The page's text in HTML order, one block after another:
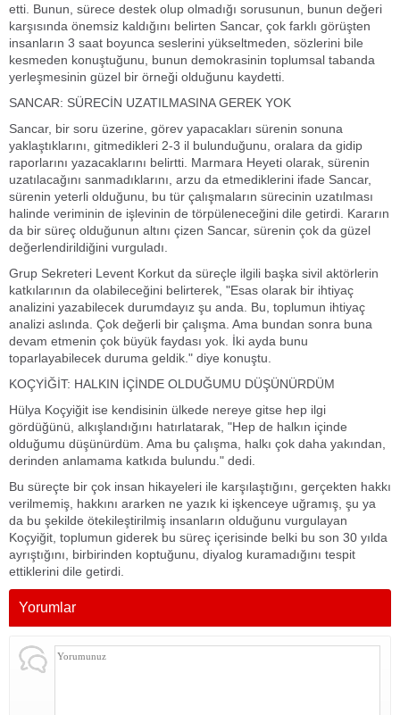
etti. Bunun, sürece destek olup olmadığı sorusunun, bunun değeri
karşısında önemsiz kaldığını belirten Sancar, çok farklı görüşten
insanların 3 saat boyunca seslerini yükseltmeden, sözlerini bile
kesmeden konuştuğunu, bunun demokrasinin toplumsal tabanda
yerleşmesinin güzel bir örneği olduğunu kaydetti.
SANCAR: SÜRECİN UZATILMASINA GEREK YOK
Sancar, bir soru üzerine, görev yapacakları sürenin sonuna
yaklaştıklarını, gitmedikleri 2-3 il bulunduğunu, oralara da gidip
raporlarını yazacaklarını belirtti. Marmara Heyeti olarak, sürenin
uzatılacağını sanmadıklarını, arzu da etmediklerini ifade Sancar,
sürenin yeterli olduğunu, bu tür çalışmaların sürecinin uzatılması
halinde veriminin de işlevinin de törpüleneceğini dile getirdi. Kararın
da bir süreç olduğunun altını çizen Sancar, sürenin çok da güzel
değerlendirildiğini vurguladı.
Grup Sekreteri Levent Korkut da süreçle ilgili başka sivil aktörlerin
katkılarının da olabileceğini belirterek, "Esas olarak bir ihtiyaç
analizini yazabilecek durumdayız şu anda. Bu, toplumun ihtiyaç
analizi aslında. Çok değerli bir çalışma. Ama bundan sonra buna
devam etmenin çok büyük faydası yok. İki ayda bunu
toparlayabilecek duruma geldik." diye konuştu.
KOÇYİĞİT: HALKIN İÇİNDE OLDUĞUMU DÜŞÜNÜRDÜM
Hülya Koçyiğit ise kendisinin ülkede nereye gitse hep ilgi
gördüğünü, alkışlandığını hatırlatarak, "Hep de halkın içinde
olduğumu düşünürdüm. Ama bu çalışma, halkı çok daha yakından,
derinden anlamama katkıda bulundu." dedi.
Bu süreçte bir çok insan hikayeleri ile karşılaştığını, gerçekten hakkı
verilmemiş, hakkını ararken ne yazık ki işkenceye uğramış, şu ya
da bu şekilde ötekileştirilmiş insanların olduğunu vurgulayan
Koçyiğit, toplumun giderek bu süreç içerisinde belki bu son 30 yılda
ayrıştığını, birbirinden koptuğunu, diyalog kuramadığını tespit
ettiklerini dile getirdi.
Yorumlar